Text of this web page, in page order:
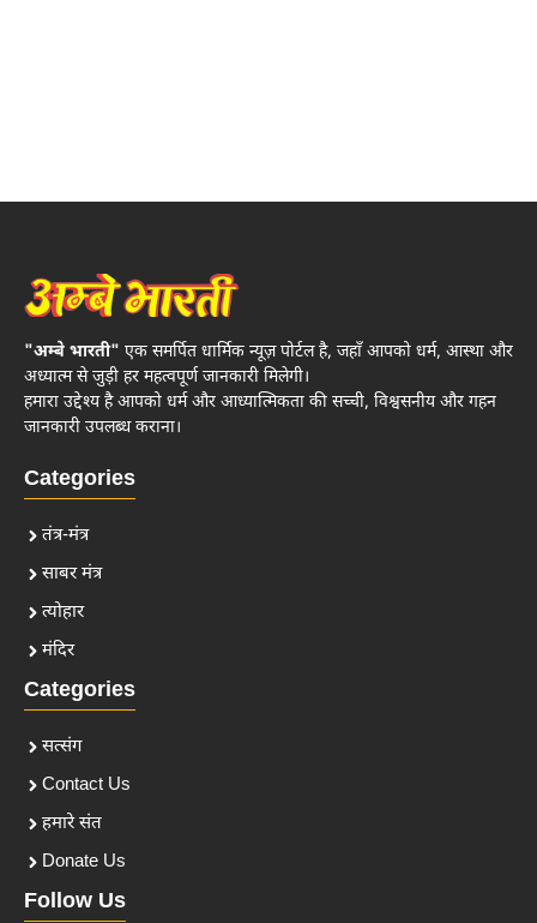
"अम्बे भारती" एक समर्पित धार्मिक न्यूज़ पोर्टल है, जहाँ आपको धर्म, आस्था और
अध्यात्म से जुड़ी हर महत्वपूर्ण जानकारी मिलेगी।
हमारा उद्देश्य है आपको धर्म और आध्यात्मिकता की सच्ची, विश्वसनीय और गहन
जानकारी उपलब्ध कराना।
Categories
तंत्र-मंत्र
साबर मंत्र
त्योहार
मंदिर
Categories
सत्संग
Contact Us
हमारे संत
Donate Us
Follow Us